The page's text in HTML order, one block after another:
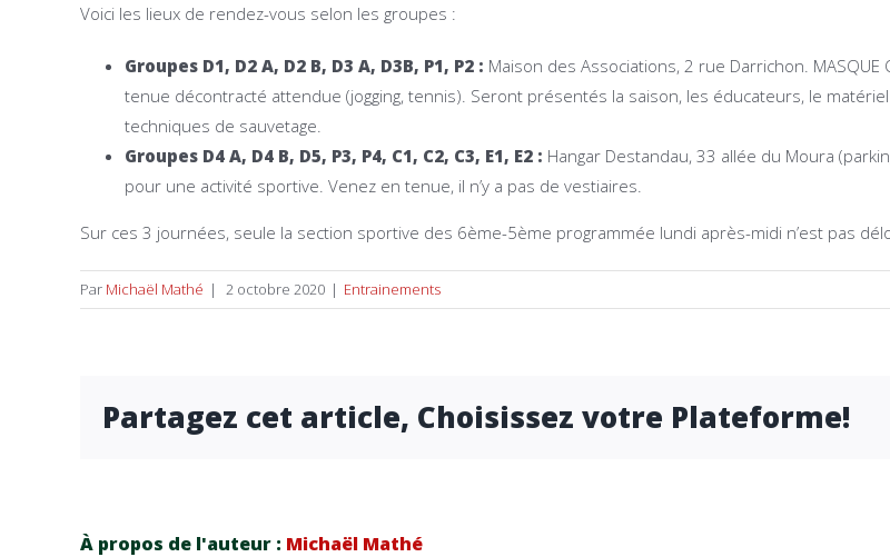
Voici les lieux de rendez-vous selon les groupes :
Groupes D1, D2 A, D2 B, D3 A, D3B, P1, P2 : Maison des Associations, 2 rue Darrichon. MASQUE
tenue décontracté attendue (jogging, tennis). Seront présentés la saison, les éducateurs, le
techniques de sauvetage.
Groupes D4 A, D4 B, D5, P3, P4, C1, C2, C3, E1, E2 : Hangar Destandau, 33 allée du Moura
pour une activité sportive. Venez en tenue, il n’y a pas de vestiaires.
Sur ces 3 journées, seule la section sportive des 6ème-5ème programmée lundi après-midi n’est pas
Par Michaël Mathé | 2 octobre 2020 | Entrainements
Partagez cet article, Choisissez votre Plateforme!
À propos de l'auteur : Michaël Mathé